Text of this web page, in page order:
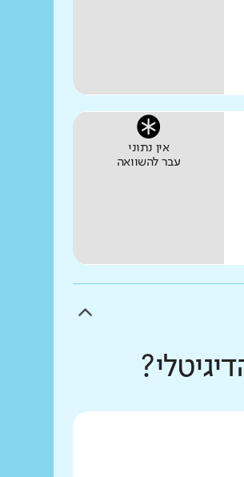
אין נתוני
עבר להשוואה